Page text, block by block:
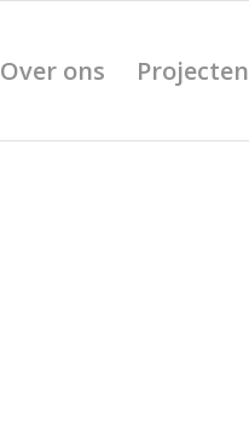
Over ons Projecten